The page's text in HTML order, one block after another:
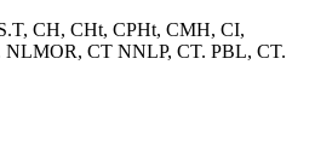
CH, CHt, CPHt, CMH, CI,
NLMOR, CT NNLP, CT. PBL, CT.